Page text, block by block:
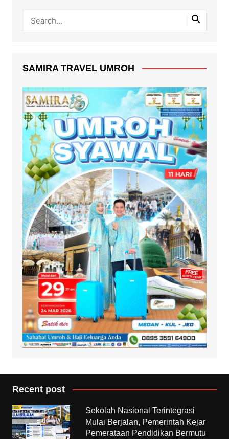
SAMIRA TRAVEL UMROH
Recent post
Sekolah Nasional Terintegrasi
Mulai Berjalan, Pemerintah Kejar
Pemerataan Pendidikan Bermutu